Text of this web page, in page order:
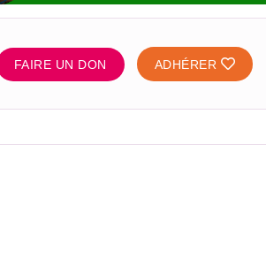
FAIRE UN DON ADHÉRER